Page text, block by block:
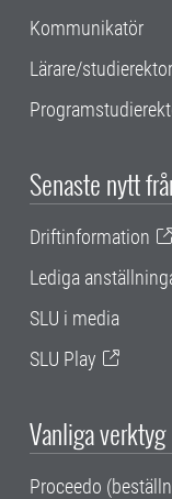
Kommunikatör
Lärare/studierektor
Senaste nytt
Driftinformation
Lediga
SLU i media
SLU Play
Vanliga verktyg
Proceedo